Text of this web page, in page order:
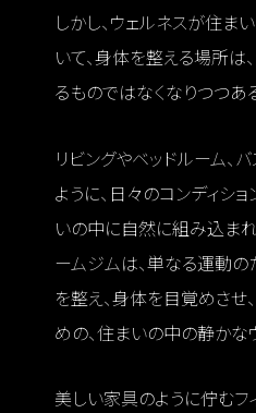
しかし、ウェルネスが住
いて、身体を整える場所
るものではなくなりつつあ
リビングやベッドルーム、
ように、日々のコンディシ
いの中に自然に組み込まれ
ームジムは、単なる運動の
を整え、身体を目覚めさせ
めの、住まいの中の静かな
美しい家具のように佇むフ